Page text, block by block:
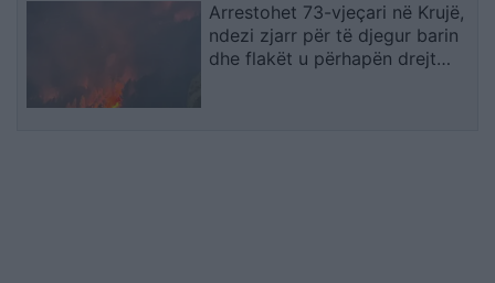
Arrestohet 73-vjeçari në Krujë,
ndezi zjarr për të djegur barin
dhe flakët u përhapën drejt